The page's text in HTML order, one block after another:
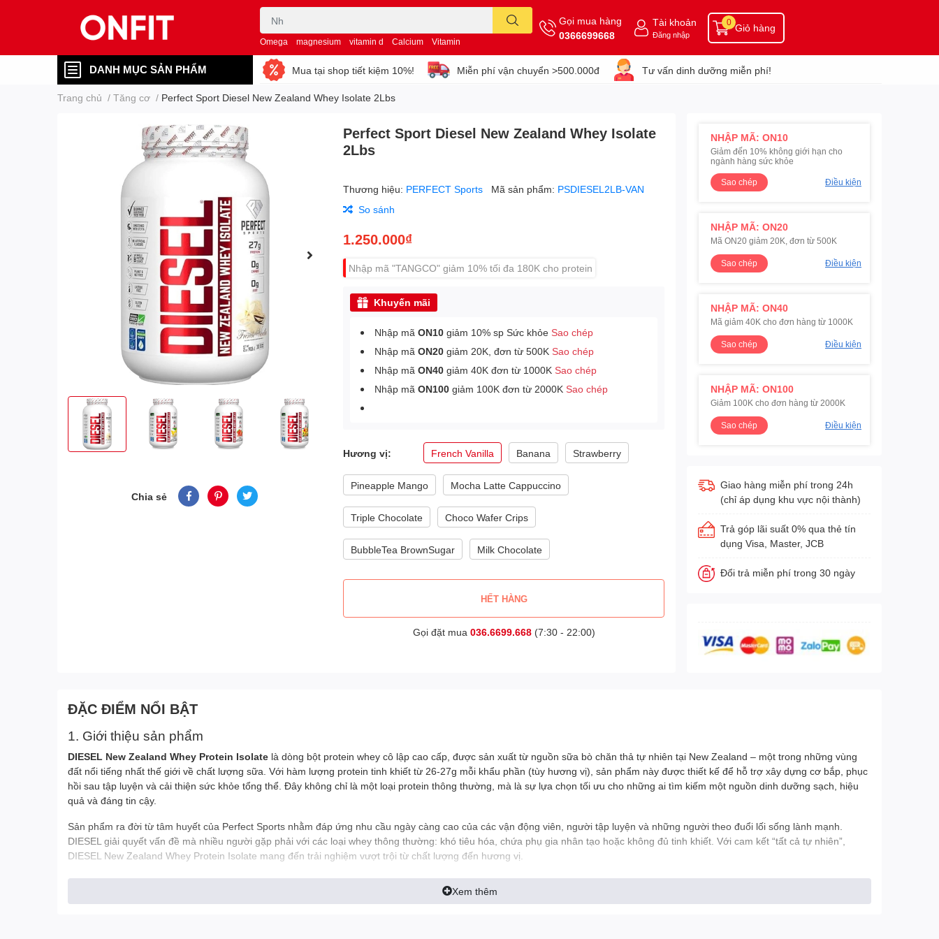
Omega magnesium vitamin d Calcium Vitamin
Gọi mua hàng
0366699668
Tài khoản
Đăng nhập
Giỏ hàng
0
DANH MỤC SẢN PHẨM Mua tại shop tiết kiệm 10%! Miễn phí vận chuyển >500.000đ Tư vấn dinh dưỡng miễn phí!
Trang chủ / Tăng cơ / Perfect Sport Diesel New Zealand Whey Isolate 2Lbs
Chia sẻ
Perfect Sport Diesel New Zealand Whey Isolate
2Lbs
Thương hiệu: PERFECT Sports Mã sản phẩm: PSDIESEL2LB-VAN
So sánh
1.250.000₫
Nhập mã "TANGCO" giảm 10% tối đa 180K cho protein
Khuyến mãi
Nhập mãON10 giảm 10% sp Sức khỏeSao chép
Nhập mãON20 giảm 20K, đơn từ 500KSao chép
Nhập mãON40 giảm 40K đơn từ 1000KSao chép
Nhập mãON100 giảm 100K đơn từ 2000KSao chép
Hương vị: French Vanilla Banana Strawberry
Pineapple Mango Mocha Latte Cappuccino
Triple Chocolate Choco Wafer Crips
BubbleTea BrownSugar Milk Chocolate
HẾT HÀNG
Gọi đặt mua 036.6699.668(7:30 - 22:00)
NHẬP MÃ: ON10
Giảm đến 10% không giới hạn cho
ngành hàng sức khỏe
Sao chép
Điều kiện
NHẬP MÃ: ON20
Mã ON20 giảm 20K, đơn từ 500K
Sao chép Điều kiện
NHẬP MÃ: ON40
Mã giảm 40K cho đơn hàng từ 1000K
Sao chép Điều kiện
NHẬP MÃ: ON100
Giảm 100K cho đơn hàng từ 2000K
Sao chép Điều kiện
Giao hàng miễn phí trong 24h
(chỉ áp dụng khu vực nội thành)
Trả góp lãi suất 0% qua thẻ tín
dụng Visa, Master, JCB
Đổi trả miễn phí trong 30 ngày
ĐẶC ĐIỂM NỔI BẬT
1. Giới thiệu sản phẩm
DIESEL New Zealand Whey Protein Isolate là dòng bột protein whey cô lập cao cấp, được sản xuất từ nguồn sữa bò chăn thả tự nhiên tại New Zealand – một trong những vùng
đất nổi tiếng nhất thế giới về chất lượng sữa. Với hàm lượng protein tinh khiết từ 26-27g mỗi khẩu phần (tùy hương vị), sản phẩm này được thiết kế để hỗ trợ xây dựng cơ bắp, phục
hồi sau tập luyện và cải thiện sức khỏe tổng thể. Đây không chỉ là một loại protein thông thường, mà là sự lựa chọn tối ưu cho những ai tìm kiếm một nguồn dinh dưỡng sạch, hiệu
quả và đáng tin cậy.
Sản phẩm ra đời từ tâm huyết của Perfect Sports nhằm đáp ứng nhu cầu ngày càng cao của các vận động viên, người tập luyện và những người theo đuổi lối sống lành mạnh.
DIESEL giải quyết vấn đề mà nhiều người gặp phải với các loại whey thông thường: khó tiêu hóa, chứa phụ gia nhân tạo hoặc không đủ tinh khiết. Với cam kết “tất cả tự nhiên”,
DIESEL New Zealand Whey Protein Isolate mang đến trải nghiệm vượt trội từ chất lượng đến hương vị.
2. Thành phần nổi bật
DIESEL New Zealand Whey Protein Isolate được xây dựng từ các thành phần chất lượng cao, với điểm nhấn là:
Xem thêm